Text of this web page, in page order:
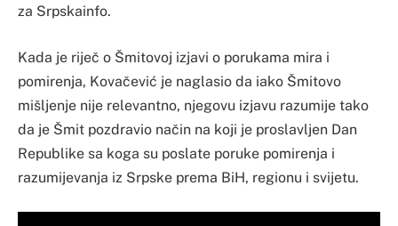
za Srpskainfo.
Kada je riječ o Šmitovoj izjavi o porukama mira i
pomirenja, Kovačević je naglasio da iako Šmitovo
mišljenje nije relevantno, njegovu izjavu razumije tako
da je Šmit pozdravio način na koji je proslavljen Dan
Republike sa koga su poslate poruke pomirenja i
razumijevanja iz Srpske prema BiH, regionu i svijetu.